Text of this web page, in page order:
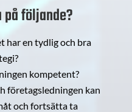
på följande?
har en tydlig och bra
kompetent?
företagsledningen kan
och fortsätta ta